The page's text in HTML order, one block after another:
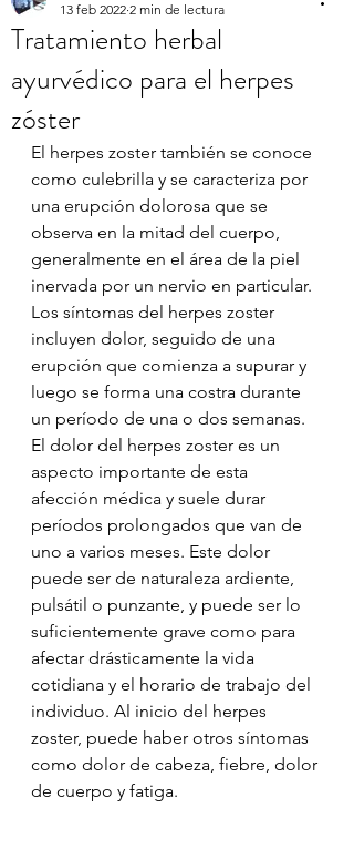
Tratamiento herbal
ayurvédico para el herpes
zóster
13 feb 2022 2 min de lectura
El herpes zoster también se conoce
como culebrilla y se caracteriza por
una erupción dolorosa que se
observa en la mitad del cuerpo,
generalmente en el área de la piel
inervada por un nervio en particular.
Los síntomas del herpes zoster
incluyen dolor, seguido de una
erupción que comienza a supurar y
luego se forma una costra durante
un período de una o dos semanas.
El dolor del herpes zoster es un
aspecto importante de esta
afección médica y suele durar
períodos prolongados que van de
uno a varios meses. Este dolor
puede ser de naturaleza ardiente,
pulsátil o punzante, y puede ser lo
suficientemente grave como para
afectar drásticamente la vida
cotidiana y el horario de trabajo del
individuo. Al inicio del herpes
zoster, puede haber otros síntomas
como dolor de cabeza, fiebre, dolor
de cuerpo y fatiga.